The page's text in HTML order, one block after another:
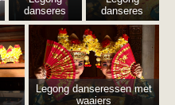
danseres
danseres
Legong danseressen met
waaiers